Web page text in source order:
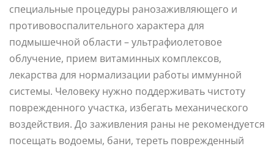
специальные процедуры ранозаживляющего и
противовоспалительного характера для
подмышечной области – ультрафиолетовое
облучение, прием витаминных комплексов,
лекарства для нормализации работы иммунной
системы. Человеку нужно поддерживать чистоту
поврежденного участка, избегать механического
воздействия. До заживления раны не рекомендуется
посещать водоемы, бани, тереть поврежденный